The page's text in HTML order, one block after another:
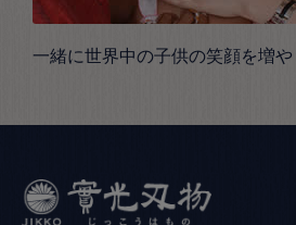
一緒に世界中の子供の笑顔を増や